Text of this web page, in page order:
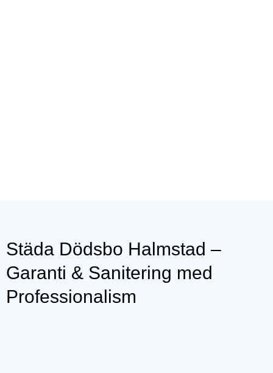
Städa Dödsbo Halmstad –
Garanti & Sanitering med
Professionalism